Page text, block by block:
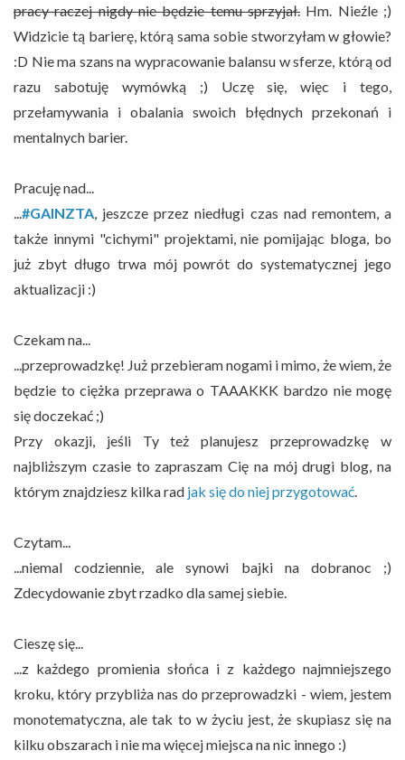
pracy raczej nigdy nie będzie temu sprzyjał. Hm. Nieźle ;)
Widzicie tą barierę, którą sama sobie stworzyłam w głowie?
:D Nie ma szans na wypracowanie balansu w sferze, którą od
razu sabotuję wymówką ;) Uczę się, więc i tego,
przełamywania i obalania swoich błędnych przekonań i
mentalnych barier.
Pracuję nad...
#GAINZTA , jeszcze przez niedługi czas nad remontem, a
także innymi "cichymi" projektami, nie pomijając bloga, bo
już zbyt długo trwa mój powrót do systematycznej jego
aktualizacji :)
Czekam na...
...przeprowadzkę! Już przebieram nogami i mimo, że wiem, że
będzie to ciężka przeprawa o TAAAKKK bardzo nie mogę
się doczekać ;)
Przy okazji, jeśli Ty też planujesz przeprowadzkę w
najbliższym czasie to zapraszam Cię na mój drugi blog, na
którym znajdziesz kilka rad jak się do niej przygotować
Czytam...
...niemal codziennie, ale synowi bajki na dobranoc ;)
Zdecydowanie zbyt rzadko dla samej siebie.
Cieszę się...
...z każdego promienia słońca i z każdego najmniejszego
kroku, który przybliża nas do przeprowadzki - wiem, jestem
monotematyczna, ale tak to w życiu jest, że skupiasz się na
kilku obszarach i nie ma więcej miejsca na nic innego :)